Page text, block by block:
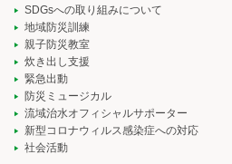
SDGsへの取り組みについて
地域防災訓練
親子防災教室
炊き出し支援
緊急出動
防災ミュージカル
流域治水オフィシャルサポーター
新型コロナウィルス感染症への対応
社会活動